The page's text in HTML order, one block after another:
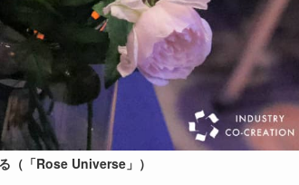
（「Rose Universe」）